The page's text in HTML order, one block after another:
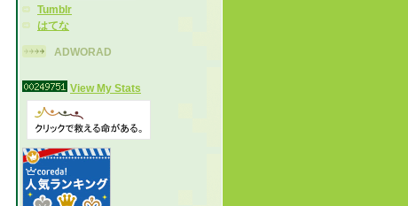
Tumblr
はてな
ADWORAD
View My Stats